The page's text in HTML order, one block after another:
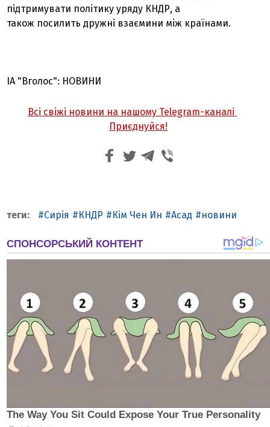
підтримувати політику уряду КНДР, а
також посилить дружні взаємини між країнами.
ІА "Вголос": НОВИНИ
Всі свіжі новини на нашому Telegram-каналі
Приєднуйся!
Сирія КНДР Кім Чен Ин Асад новини